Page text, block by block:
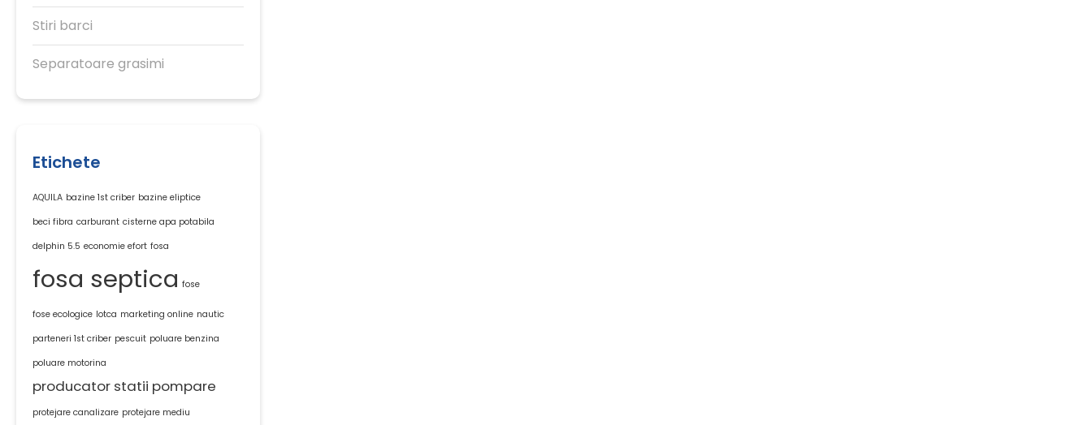
Stiri barci
Separatoare grasimi
Etichete
AQUILA bazine 1st criber bazine eliptice
beci fibra carburant cisterne apa potabila
delphin 5.5 economie efort fosa
fosa septica fose
fose ecologice lotca marketing online nautic
parteneri 1st criber pescuit poluare benzina
poluare motorina
producator statii pompare
protejare canalizare protejare mediu